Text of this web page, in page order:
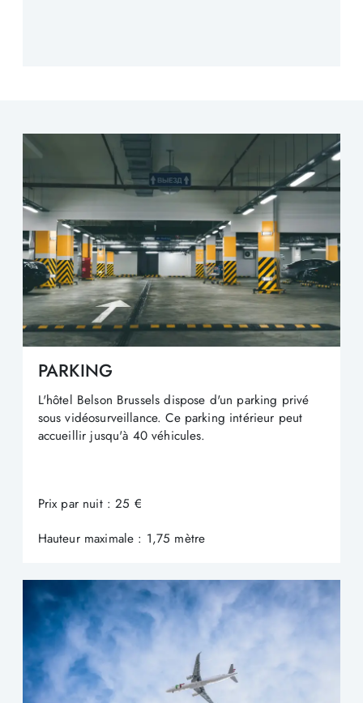
PARKING
L'hôtel Belson Brussels dispose d'un parking privé
sous vidéosurveillance. Ce parking intérieur peut
accueillir jusqu'à 40 véhicules.
Prix par nuit : 25 €
Hauteur maximale : 1,75 mètre